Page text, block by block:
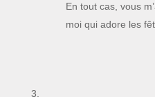
En tout cas, vous
moi qui adore les